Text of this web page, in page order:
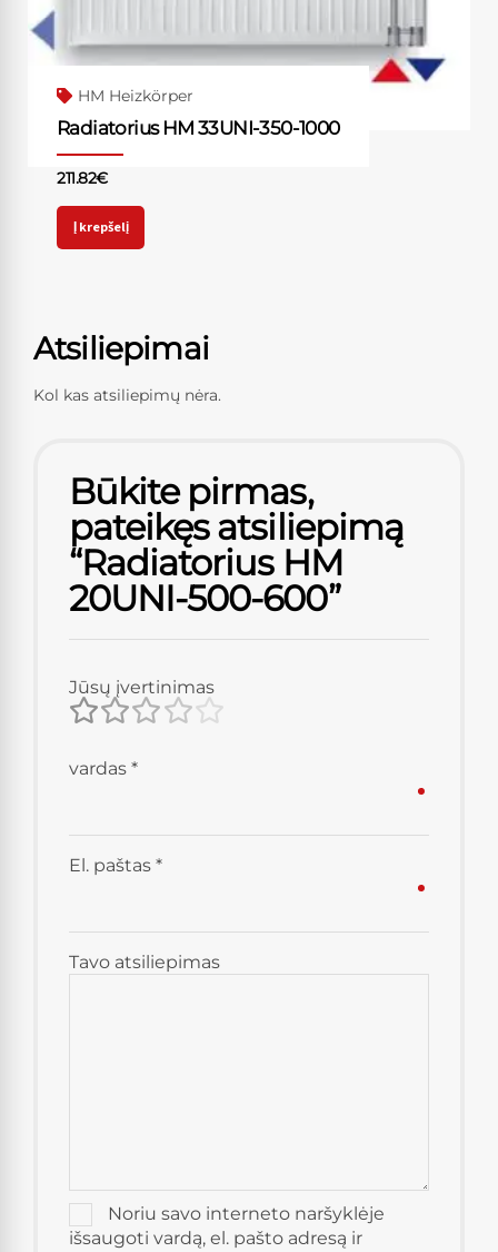
HM Heizkörper
Radiatorius HM 33UNI-350-1000
211.82€
Į krepšelį
Atsiliepimai
Kol kas atsiliepimų nėra.
Būkite pirmas,
pateikęs atsiliepimą
“Radiatorius HM
20UNI-500-600”
Jūsų įvertinimas
Tavo atsiliepimas
vardas *
El. paštas *
Noriu savo interneto naršyklėje
išsaugoti vardą, el. pašto adresą ir